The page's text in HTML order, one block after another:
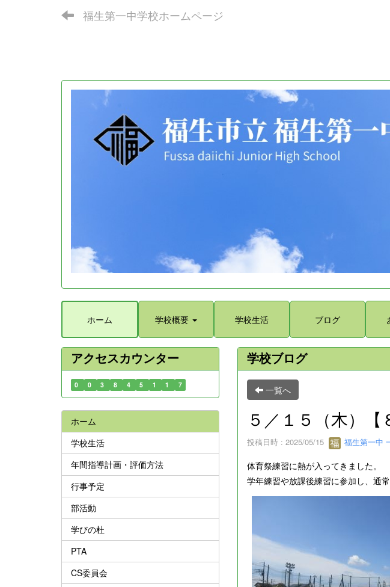
福生第一中学校ホームページ
ホーム 学校概要 学校生活 ブログ
学校ブログ
一覧へ
５／１５（木）
投稿日時 : 2025/05/15 福生第一中
体育祭練習に熱が入ってきました。
学年練習や放課後練習に参加し、通
アクセスカウンター
0 0 3 8 4 5 1 1 7
ホーム
学校生活
年間指導計画・評価方法
行事予定
部活動
学びの杜
PTA
CS委員会